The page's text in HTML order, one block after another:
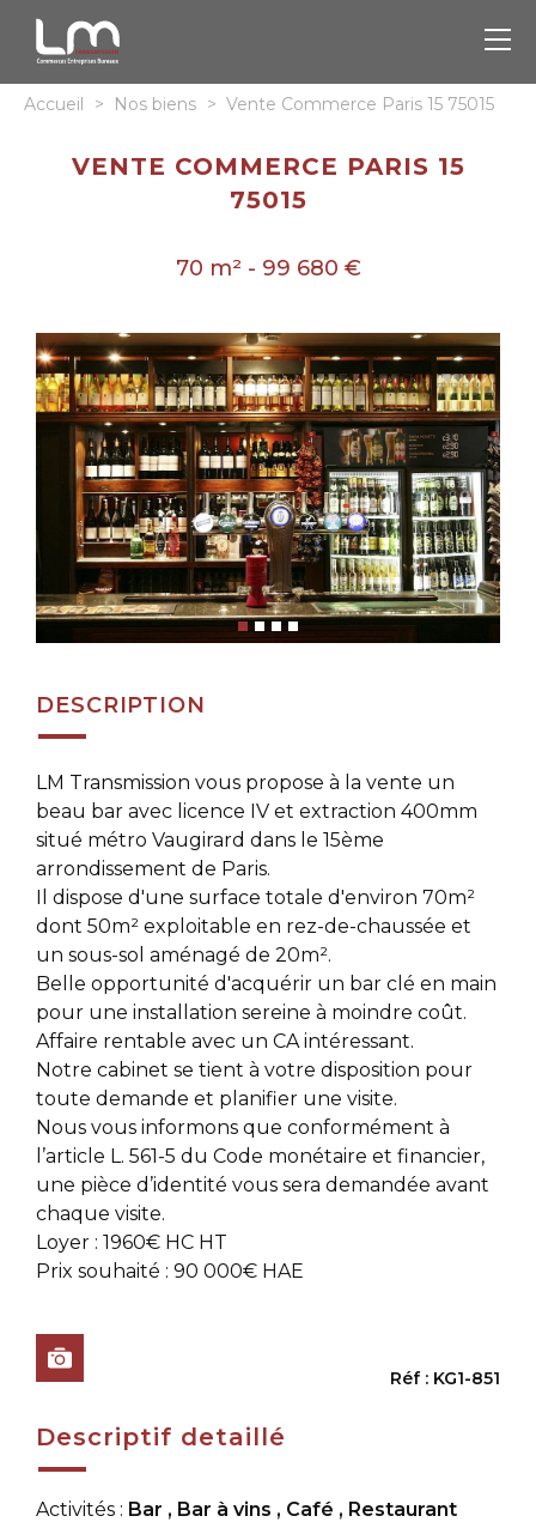
Accueil > Nos biens > Vente Commerce Paris 15 75015
VENTE COMMERCE PARIS 15
75015
70 m² - 99 680 €
DESCRIPTION
LM Transmission vous propose à la vente un
beau bar avec licence IV et extraction 400mm
situé métro Vaugirard dans le 15ème
arrondissement de Paris.
Il dispose d'une surface totale d'environ 70m²
dont 50m² exploitable en rez-de-chaussée et
un sous-sol aménagé de 20m².
Belle opportunité d'acquérir un bar clé en main
pour une installation sereine à moindre coût.
Affaire rentable avec un CA intéressant.
Notre cabinet se tient à votre disposition pour
toute demande et planifier une visite.
Nous vous informons que conformément à
l’article L. 561-5 du Code monétaire et financier,
une pièce d’identité vous sera demandée avant
chaque visite.
Loyer : 1960€ HC HT
Prix souhaité : 90 000€ HAE
Réf : KG1-851
Descriptif detaillé
Activités : Bar , Bar à vins , Café , Restaurant